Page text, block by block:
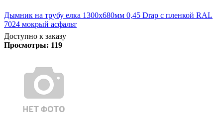
Дымник на трубу елка 1300х680мм 0,45 Drap с пленкой RAL
7024 мокрый асфальт
Доступно к заказу
Просмотры: 119